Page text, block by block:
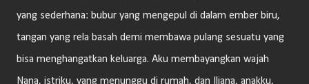
yang sederhana: bubur yang mengepul di dalam ember biru,
tangan yang rela basah demi membawa pulang sesuatu yang
bisa menghangatkan keluarga. Aku membayangkan wajah
Nana, istriku, yang menunggu di rumah, dan Iliana, anakku,